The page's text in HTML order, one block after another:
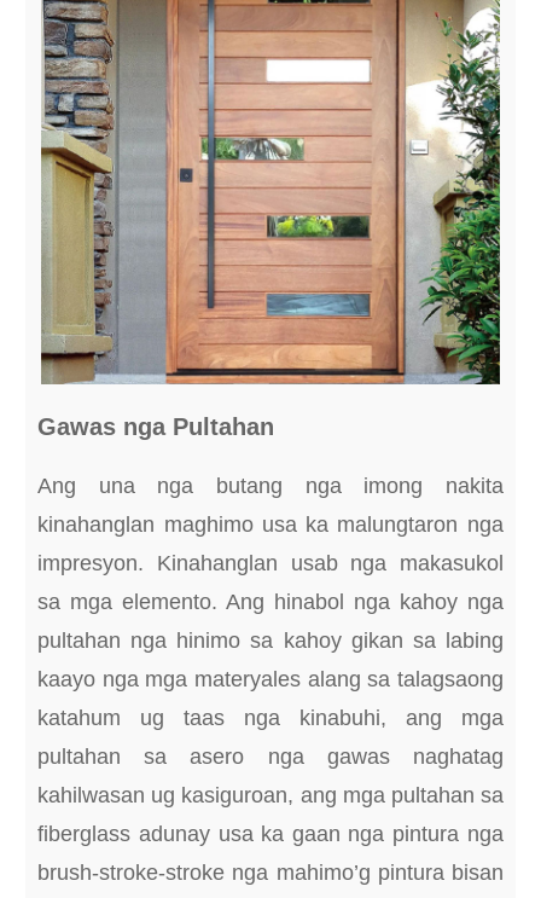
Gawas nga Pultahan
Ang una nga butang nga imong nakita
kinahanglan maghimo usa ka malungtaron nga
impresyon. Kinahanglan usab nga makasukol
sa mga elemento. Ang hinabol nga kahoy nga
pultahan nga hinimo sa kahoy gikan sa labing
kaayo nga mga materyales alang sa talagsaong
katahum ug taas nga kinabuhi, ang mga
pultahan sa asero nga gawas naghatag
kahilwasan ug kasiguroan, ang mga pultahan sa
fiberglass adunay usa ka gaan nga pintura nga
brush-stroke-stroke nga mahimo’g pintura bisan